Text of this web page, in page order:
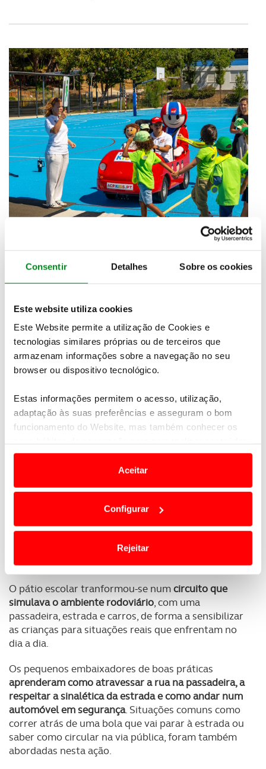
Consentir Detalhes Sobre os cookies
Este website utiliza cookies
Este Website permite a utilização de Cookies e
tecnologias similares próprias ou de terceiros que
armazenam informações sobre a navegação no seu
browser ou dispositivo tecnológico.
Estas informações permitem o acesso, utilização,
adaptação às suas preferências e asseguram o bom
funcionamento do Website, mas também conhecer os
e anúncios de modo a promover produtos e/ou serviços.
Em alguns casos, a utilização destas tecnologias
termos e a todo o tempo as suas preferências e limitando
o acesso a informações durante a navegação no
personalizar conteúdos e anúncios, para lhe proporcionar
funcionalidades de redes sociais, bem como para
analisar dados de navegação no nosso website.
Adicionalmente partilhamos informação, relativa à sua
parceiros e organizações na UE e em países terceiros.
O ACP garantirá que as transferências internacionais de
dados pessoais serão realizadas apenas com o seu
consentimento e quando tal se afigure estritamente
necessário no contexto dos serviços a prestar.
Aceitar
Configurar
Rejeitar
O pátio escolar tranformou-se numcircuito que
simulava o ambiente rodoviário, com uma
passadeira, estrada e carros, de forma a sensibilizar
as crianças para situações reais que enfrentam no
dia a dia.
Os pequenos embaixadores de boas práticas
aprenderam como atravessar a rua na passadeira, a
respeitar a sinalética da estrada e como andar num
automóvel em segurança. Situações comuns como
correr atrás de uma bola que vai parar à estrada ou
saber como circular na via pública, foram também
abordadas nesta ação.